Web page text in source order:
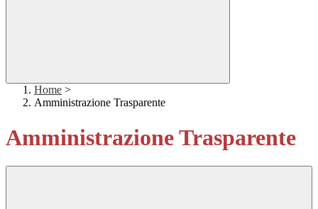
Home >
Amministrazione Trasparente
Amministrazione Trasparente